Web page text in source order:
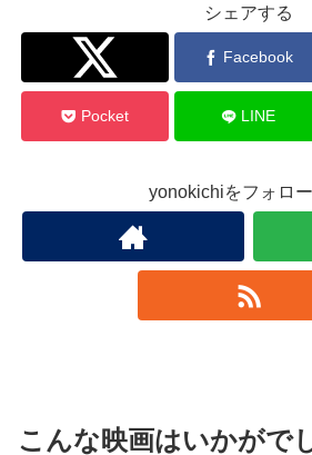
シェアする
Twitter Facebook
Pocket LINE
yonokichiをフォロ
こんな映画はいかがで